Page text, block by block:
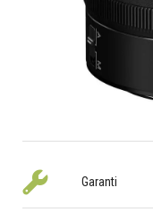
Garanti